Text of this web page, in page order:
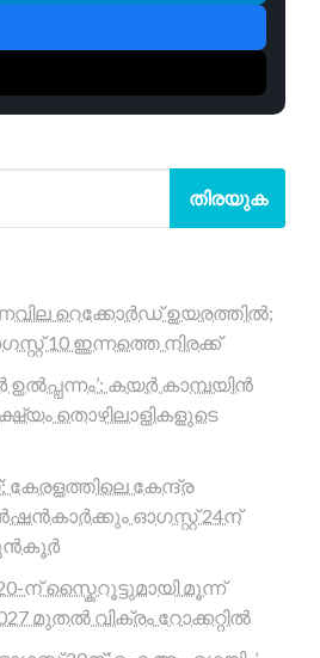
തിരയുക
റെക്കോർഡ് ഉയരത്തിൽ;
10 ഇന്നത്തെ നിരക്ക്
ഉൽപ്പന്നം’: കയർ കാമ്പയിൻ
തൊഴിലാളികളുടെ
കേന്ദ്ര
ഓഗസ്റ്റ് 24ന്
ന് സ്കൈറൂട്ടുമായി മൂന്ന്
മുതൽ വിക്രം റോക്കറ്റിൽ